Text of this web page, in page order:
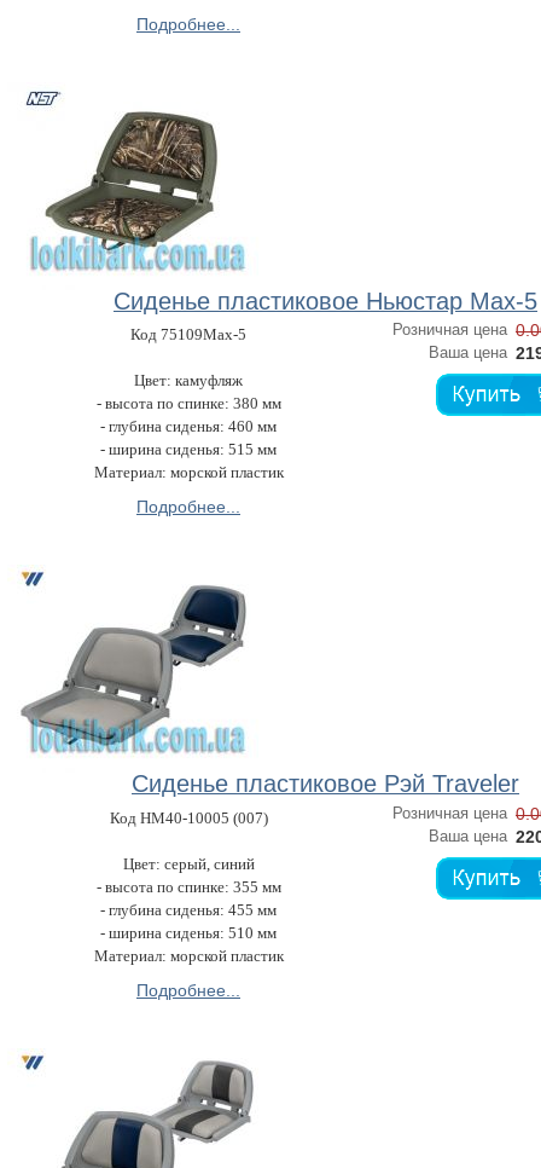
Подробнее...
Сиденье пластиковое Ньюстар Max-5
Код 75109Max-5
Цвет: камуфляж
- высота по спинке: 380 мм
- глубина сиденья: 460 мм
- ширина сиденья: 515 мм
Материал: морской пластик
Подробнее...
Розничная цена
Ваша цена
Сиденье пластиковое Рэй Traveler
Код HM40-10005 (007)
Цвет: серый, синий
- высота по спинке: 355 мм
- глубина сиденья: 455 мм
- ширина сиденья: 510 мм
Материал: морской пластик
Подробнее...
Розничная цена
Ваша цена